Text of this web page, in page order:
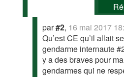
par#2, 16 mai 2017
Qu’est CE qu’il allait
gendarme internaute
y a des braves pour
gendarmes qui ne